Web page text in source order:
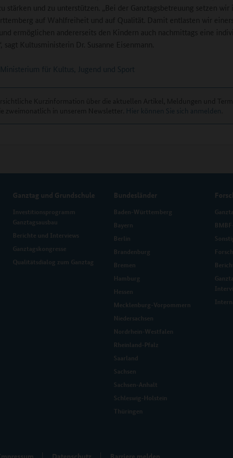
stärken und zu unterstützen. „Bei der Ganztagsbetreuung setzen wir
auf Wahlfreiheit und auf Qualität. Damit entlasten wir
ermöglichen andererseits den Kindern auch nachmittags eine
sagt Kultusministerin Dr. Susanne Eisenmann.
Ministerium für Kultus, Jugend und Sport
Hier können Sie sich anmelden
Ganztag und Grundschule
Investitionsprogramm
Ganztagsausbau
Berichte und Interviews
Ganztagskongresse
Qualitätsdialog zum Ganztag
Bundesländer
Baden-Württemberg
Bayern
Berlin
Brandenburg
Bremen
Hamburg
Hessen
Mecklenburg-Vorpommern
Niedersachsen
Nordrhein-Westfalen
Rheinland-Pfalz
Saarland
Sachsen
Sachsen-Anhalt
Schleswig-Holstein
Thüringen
Datenschutz Barriere melden